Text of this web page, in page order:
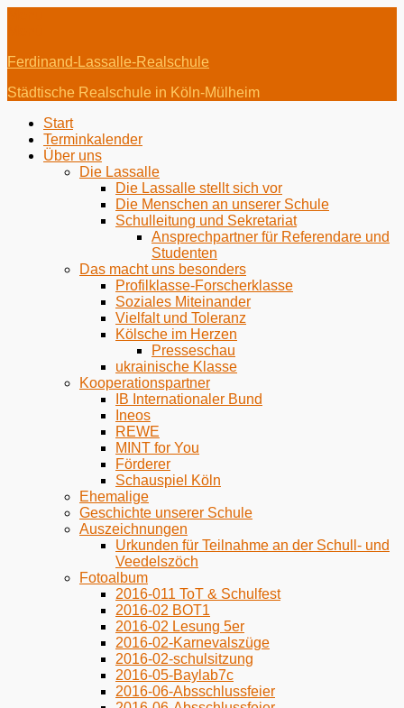
Ferdinand-Lassalle-Realschule
Städtische Realschule in Köln-Mülheim
Erstes
Menü
Zum
Inhalt:
Start
Terminkalender
Über uns
Die Lassalle
Die Lassalle stellt sich vor
Die Menschen an unserer Schule
Schulleitung und Sekretariat
Ansprechpartner für Referendare und
Studenten
Das macht uns besonders
Profilklasse-Forscherklasse
Soziales Miteinander
Vielfalt und Toleranz
Kölsche im Herzen
Presseschau
ukrainische Klasse
Kooperationspartner
IB Internationaler Bund
Ineos
REWE
MINT for You
Förderer
Schauspiel Köln
Ehemalige
Geschichte unserer Schule
Auszeichnungen
Urkunden für Teilnahme an der Schull- und
Veedelszöch
Fotoalbum
2016-011 ToT & Schulfest
2016-02 BOT1
2016-02 Lesung 5er
2016-02-Karnevalszüge
2016-02-schulsitzung
2016-05-Baylab7c
2016-06-Absschlussfeier